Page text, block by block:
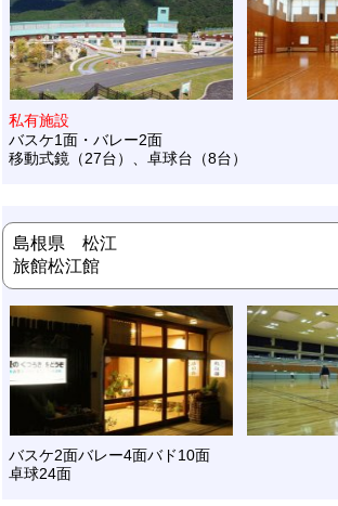
私有施設
バスケ1面・バレー2面
移動式鏡（27台）、卓球台（8台）
島根県 松江
旅館松江館
バスケ2面バレー4面バド10面
卓球24面